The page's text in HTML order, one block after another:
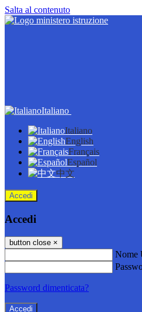
Salta al contenuto
Italiano
Italiano
English
Français
Español
中文
Accedi
Accedi
button close ×
Nome
Password dimenticata?